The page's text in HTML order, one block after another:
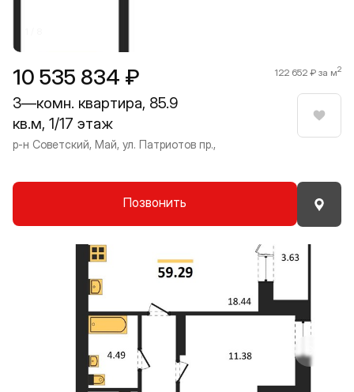
10 535 834 ₽ 122 652 ₽ за м2
3—комн. квартира, 85.9
кв.м, 1/17 этаж
р-н Советский, Май, ул. Патриотов пр.,
Позвонить
Прокрутить влево